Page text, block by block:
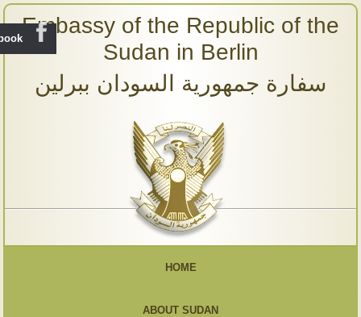
Embassy of the Republic of the
Sudan in Berlin
سفارة جمهورية السودان ببرلين
HOME
ABOUT SUDAN